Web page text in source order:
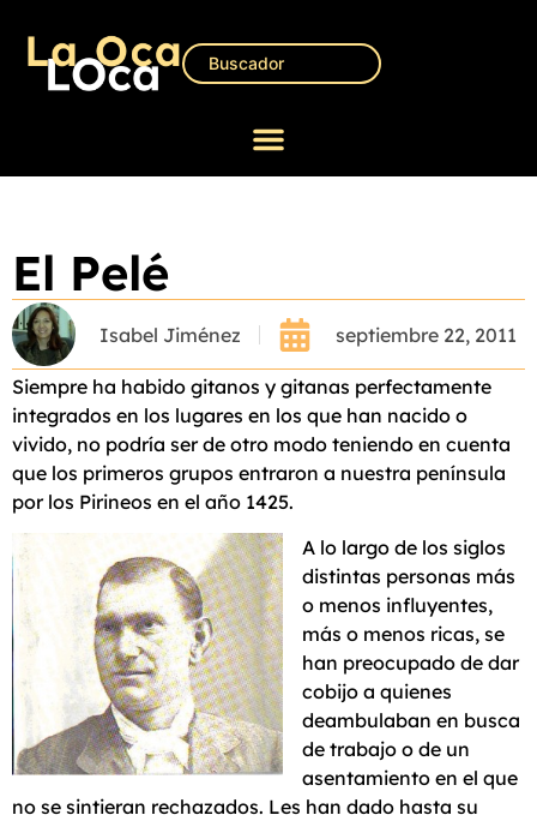
El Pelé
Isabel Jiménez septiembre 22, 2011
Siempre ha habido gitanos y gitanas perfectamente
integrados en los lugares en los que han nacido o
vivido, no podría ser de otro modo teniendo en cuenta
que los primeros grupos entraron a nuestra península
por los Pirineos en el año 1425.
A lo largo de los siglos
distintas personas más
o menos influyentes,
más o menos ricas, se
han preocupado de dar
cobijo a quienes
deambulaban en busca
de trabajo o de un
asentamiento en el que
no se sintieran rechazados. Les han dado hasta su